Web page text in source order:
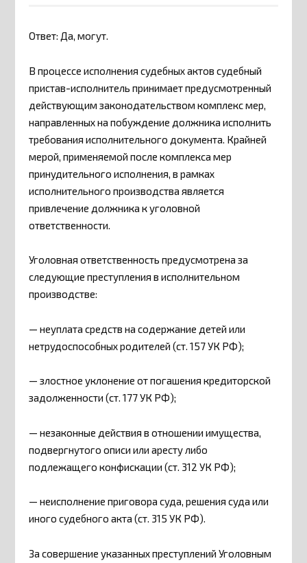
Ответ: Да, могут.
В процессе исполнения судебных актов судебный
пристав-исполнитель принимает предусмотренный
действующим законодательством комплекс мер,
направленных на побуждение должника исполнить
требования исполнительного документа. Крайней
мерой, применяемой после комплекса мер
принудительного исполнения, в рамках
исполнительного производства является
привлечение должника к уголовной
ответственности.
Уголовная ответственность предусмотрена за
следующие преступления в исполнительном
производстве:
— неуплата средств на содержание детей или
нетрудоспособных родителей (ст. 157 УК РФ);
— злостное уклонение от погашения кредиторской
задолженности (ст. 177 УК РФ);
— незаконные действия в отношении имущества,
подвергнутого описи или аресту либо
подлежащего конфискации (ст. 312 УК РФ);
— неисполнение приговора суда, решения суда или
иного судебного акта (ст. 315 УК РФ).
За совершение указанных преступлений Уголовным